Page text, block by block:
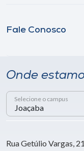
Fale Conosco
Onde
Selecione o campus
Rua Getúlio Vargas,